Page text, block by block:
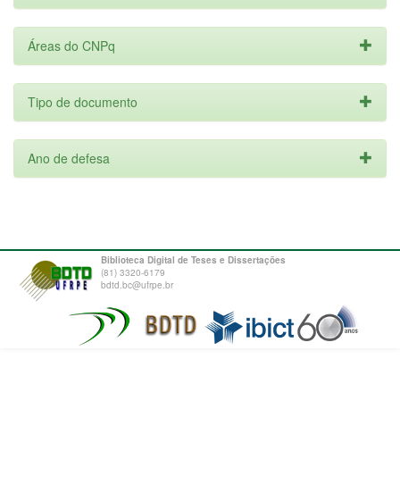
Áreas do CNPq
Tipo de documento
Ano de defesa
Biblioteca Digital de Teses e Dissertações
(81) 3320-6179
bdtd.bc@ufrpe.br